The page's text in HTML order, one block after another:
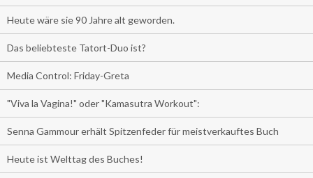
Heute wäre sie 90 Jahre alt geworden.
Das beliebteste Tatort-Duo ist?
Media Control: Friday-Greta
"Viva la Vagina!" oder "Kamasutra Workout":
Senna Gammour erhält Spitzenfeder für meistverkauftes Buch
Heute ist Welttag des Buches!